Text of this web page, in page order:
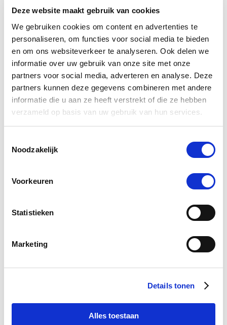
Deze website maakt gebruik van cookies
We gebruiken cookies om content en advertenties te
personaliseren, om functies voor social media te bieden
en om ons websiteverkeer te analyseren. Ook delen we
informatie over uw gebruik van onze site met onze
partners voor social media, adverteren en analyse. Deze
partners kunnen deze gegevens combineren met andere
informatie die u aan ze heeft verstrekt of die ze hebben
verzameld op basis van uw gebruik van hun services.
Noodzakelijk
Voorkeuren
Statistieken
Marketing
Details tonen
Alles toestaan
star
rating
Sectolin Lederolie 500 ml
Nog maar 1 beschikbaar
€ 9,95 € 9,45
Sectolin Leather Balm 250 ml
€ 12,95 € 12,30